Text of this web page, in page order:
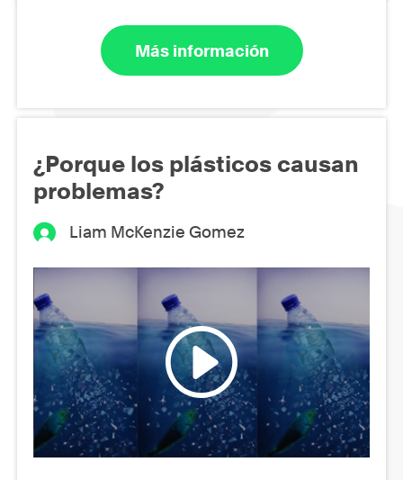
Más información
¿Porque los plásticos causan
problemas?
Liam McKenzie Gomez